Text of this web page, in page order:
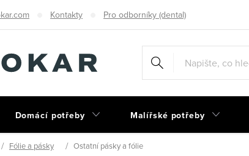
Kontakty Pro odborníky (dental)
Domácí potřeby Malířské potřeby
Fólie a pásky Ostatní pásky a fólie